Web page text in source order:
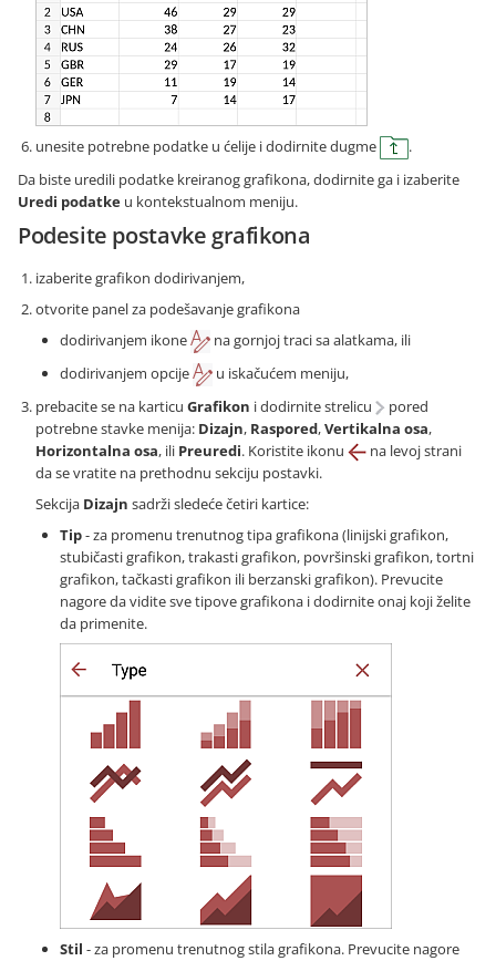
unesite potrebne podatke u ćelije i dodirnite dugme
.
Da biste uredili podatke kreiranog grafikona, dodirnite ga i izaberite
Uredi podatke u kontekstualnom meniju.
Podesite postavke grafikona
izaberite grafikon dodirivanjem,
otvorite panel za podešavanje grafikona
dodirivanjem ikone
na gornjoj traci sa alatkama, ili
dodirivanjem opcije
u iskačućem meniju,
prebacite se na karticu Grafikon i dodirnite strelicu
pored
potrebne stavke menija: Dizajn, Raspored,Vertikalna osa,
Horizontalna osa, ili Preuredi. Koristite ikonu
na levoj strani
da se vratite na prethodnu sekciju postavki.
Sekcija Dizajn sadrži sledeće četiri kartice:
Tip- za promenu trenutnog tipa grafikona (linijski grafikon,
stubičasti grafikon, trakasti grafikon, površinski grafikon, tortni
grafikon, tačkasti grafikon ili berzanski grafikon). Prevucite
nagore da vidite sve tipove grafikona i dodirnite onaj koji želite
da primenite.
Stil - za promenu trenutnog stila grafikona. Prevucite nagore